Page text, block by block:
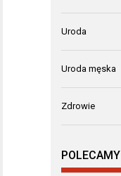
Uroda
Uroda męska
Zdrowie
POLECAMY